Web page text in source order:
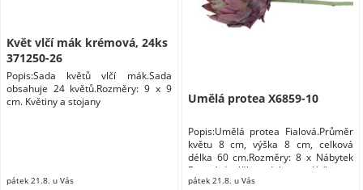
Květ vlčí mák krémová, 24ks
371250-26
Popis:Sada květů vlčí mák.Sada
obsahuje 24 květů.Rozměry: 9 x 9
cm. Květiny a stojany
pátek 21.8. u Vás
Umělá protea X6859-10
Popis:Umělá protea Fialová.Průměr
květu 8 cm, výška 8 cm, celková
délka 60 cm.Rozměry: 8 x Nábytek
Bytové doplňky a dekorace Květiny a
stojany Květiny
pátek 21.8. u Vás